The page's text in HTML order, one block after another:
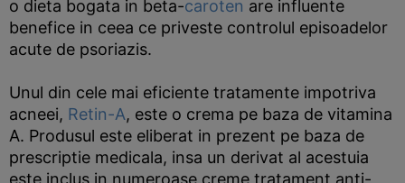
o dieta bogata in beta-caroten are influente
benefice in ceea ce priveste controlul episoadelor
acute de psoriazis.
Unul din cele mai eficiente tratamente impotriva
acneei, Retin-A, este o crema pe baza de vitamina
A. Produsul este eliberat in prezent pe baza de
prescriptie medicala, insa un derivat al acestuia
este inclus in numeroase creme tratament anti-